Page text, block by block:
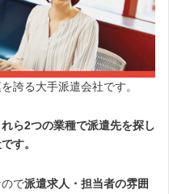
誇る大手派遣会社です。
ら2つの業種で派遣先を探し
す。
で派遣求人・担当者の雰囲